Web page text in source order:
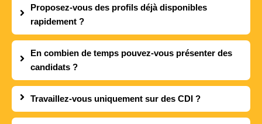
Proposez-vous des profils déjà disponibles
rapidement ?
En combien de temps pouvez-vous présenter des
candidats ?
Travaillez-vous uniquement sur des CDI ?